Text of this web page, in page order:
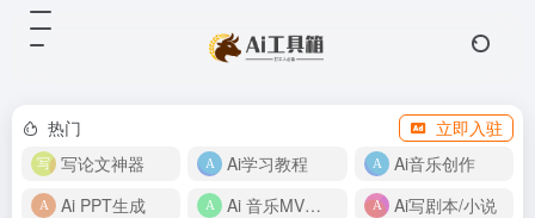
热门
立即入驻
写论文神器
Ai学习教程
Ai音乐创作
Ai PPT生成
Ai 音乐MV制作
Ai写剧本/小说